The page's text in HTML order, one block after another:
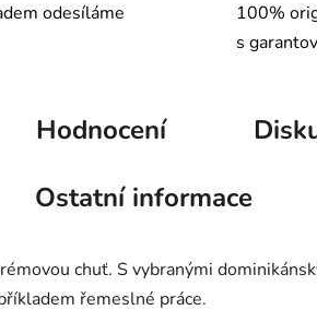
odesíláme
100%
s
Hodnocení
Ostatní informace
chuť. S vybranými
řemeslné práce.